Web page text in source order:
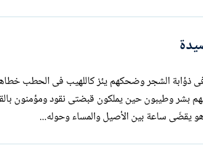
ذؤابة الشجر وضحكهم يئز كاللهيب فى الحطب
بشر وطيبون حين يملكون قبضتى نقود ومؤمنون
ساعة بين الأصيل والمساء وحوله...